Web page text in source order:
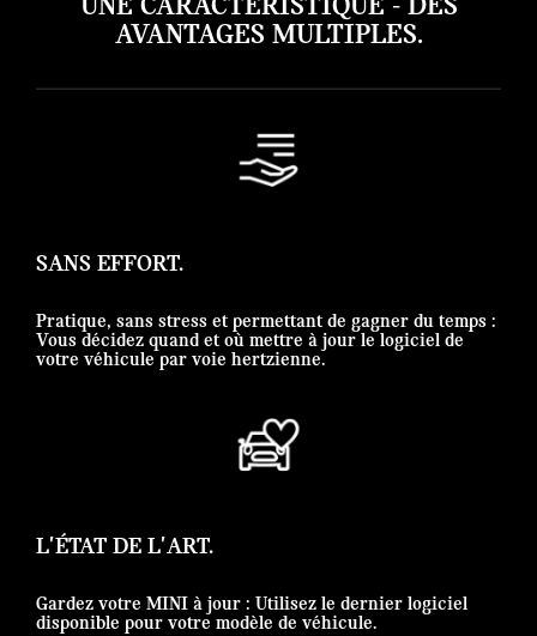
UNE CARACTÉRISTIQUE - DES
AVANTAGES MULTIPLES.
SANS EFFORT.
Pratique, sans stress et permettant de gagner du temps :
Vous décidez quand et où mettre à jour le logiciel de
votre véhicule par voie hertzienne.
L'ÉTAT DE L'ART.
Gardez votre MINI à jour : Utilisez le dernier logiciel
disponible pour votre modèle de véhicule.